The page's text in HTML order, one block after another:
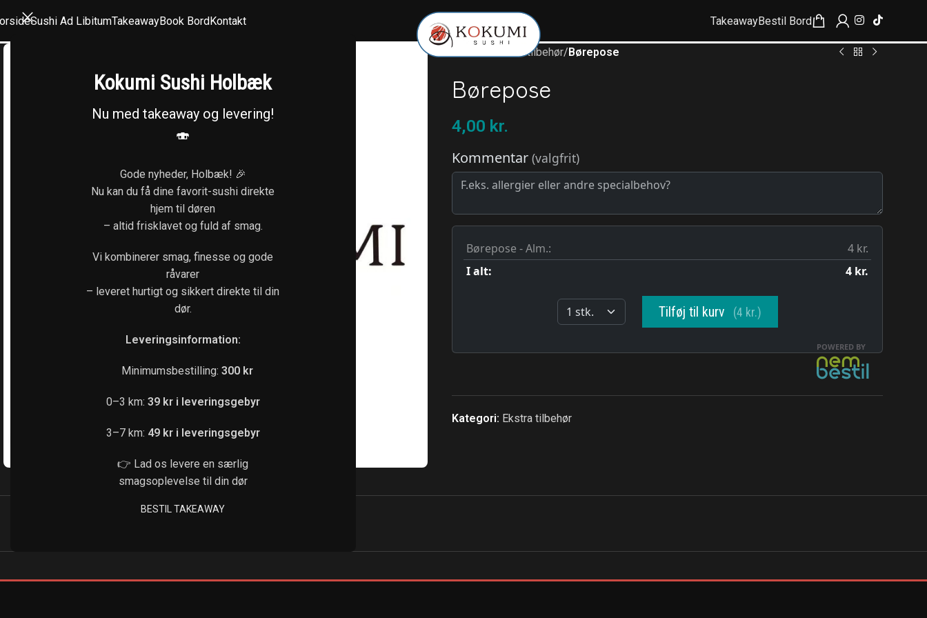
Kokumi Sushi Holbæk
Nu med takeaway og levering!
🍣
Gode nyheder, Holbæk! 🎉
Nu kan du få dine favorit-sushi direkte
hjem til døren
– altid frisklavet og fuld af smag.
Vi kombinerer smag, finesse og gode
råvarer
– leveret hurtigt og sikkert direkte til din
dør.
Leveringsinformation:
Minimumsbestilling: 300 kr
0–3 km: 39 kr i leveringsgebyr
3–7 km: 49 kr i leveringsgebyr
👉 Lad os levere en særlig
smagsoplevelse til din dør
BESTIL TAKEAWAY
Sushi Ad LibitumTakeawayBook BordKontakt TakeawayBestil Bord
Klik for at forstørre
Forside Ekstra tilbehør/Børepose
Børepose
4,00 kr.
Kategori: Ekstra tilbehør